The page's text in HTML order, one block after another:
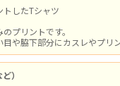
トしたTシャツ
プリントです。
や脇下部分にカスレやプリ
）